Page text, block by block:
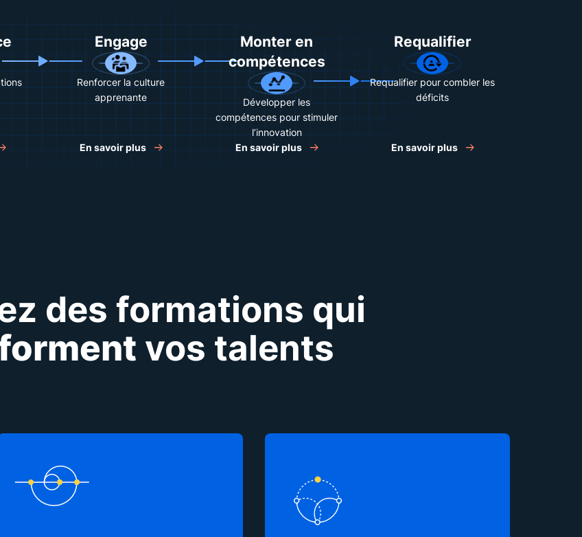
Engage
Renforcer la culture
apprenante
En savoir plus
Monter en
compétences
Développer les
compétences pour stimuler
l’innovation
En savoir plus
Requalifier
Requalifier pour combler les
déficits
En savoir plus
des formations qui
vos talents